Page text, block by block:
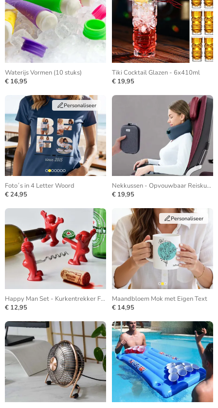
Waterijs Vormen (10 stuks)
€ 16,95
Tiki Cocktail Glazen - 6x410ml
€ 19,95
Personaliseer
Foto´s in 4 Letter Woord
€ 24,95
Nekkussen - Opvouwbaar Reiskussen
€ 19,95
Happy Man Set - Kurkentrekker Flesopener Flessenstop
€ 12,95
Personaliseer
Maandbloem Mok met Eigen Text
€ 14,95